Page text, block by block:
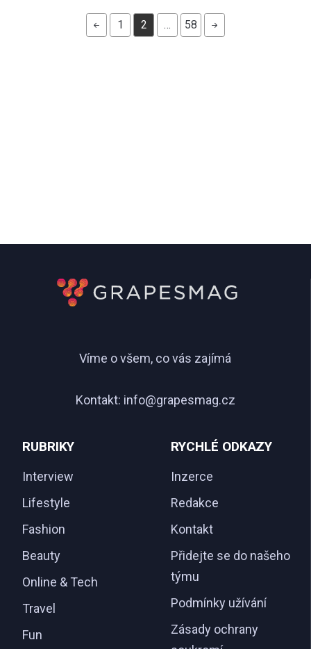
1 2 … 58
Víme o všem, co vás zajímá
Kontakt: info@grapesmag.cz
RUBRIKY
Interview
Lifestyle
Fashion
Beauty
Online & Tech
Travel
Fun
RYCHLÉ ODKAZY
Inzerce
Redakce
Kontakt
Přidejte se do našeho
týmu
Podmínky užívání
Zásady ochrany